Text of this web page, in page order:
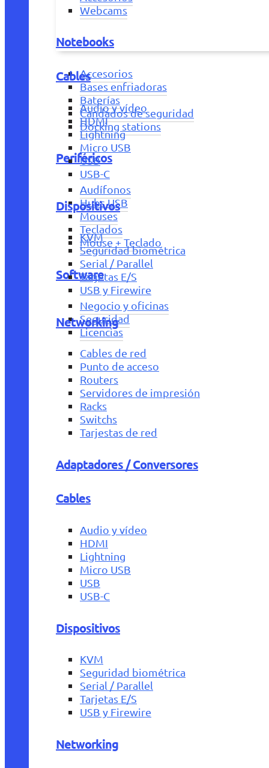
Webcams
Notebooks
Accesorios
Bases enfriadoras
Baterías
Candados de seguridad
Docking stations
Periféricos
Audífonos
Hubs USB
Mouses
Teclados
Mouse + Teclado
Software
Negocio y oficinas
Seguridad
Licencias
Cables
Audio y vídeo
HDMI
Lightning
Micro USB
USB
USB-C
Dispositivos
KVM
Seguridad biométrica
Serial / Parallel
Tarjetas E/S
USB y Firewire
Networking
Cables de red
Punto de acceso
Routers
Servidores de impresión
Racks
Switchs
Tarjestas de red
Adaptadores / Conversores
Cables
Audio y vídeo
HDMI
Lightning
Micro USB
USB
USB-C
Dispositivos
KVM
Seguridad biométrica
Serial / Parallel
Tarjetas E/S
USB y Firewire
Networking